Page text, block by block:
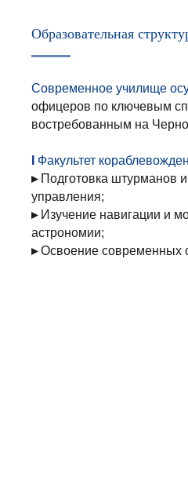
Образовательная
Современное училище
офицеров по ключевым
востребованным на
Факультет
▸ Подготовка штурманов
управления;
▸ Изучение навигации и
астрономии;
▸Освоение современных